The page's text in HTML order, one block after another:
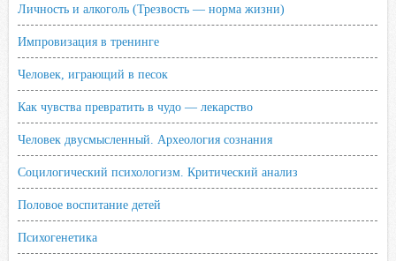
Личность и алкоголь (Трезвость — норма жизни)
Импровизация в тренинге
Человек, играющий в песок
Как чувства превратить в чудо — лекарство
Человек двусмысленный. Археология сознания
Социлогический психологизм. Критический анализ
Половое воспитание детей
Психогенетика